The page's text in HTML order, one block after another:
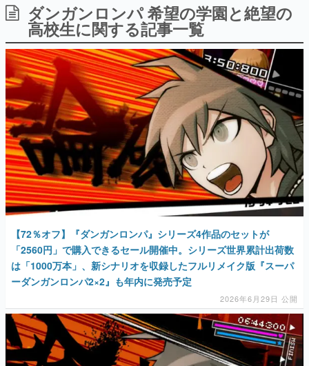
日本のコンテンツ産業やカルチャーに与えた影響を探る企
画です。
日本モバイルゲーム産業史
日本のモバイルゲーム史における主要なトピック・タイト
ルを網羅するほか、開発者へのインタビューや識者による
解説を掲載。約20年の歴史が一望できる決定版！
若ゲのいたり〜ゲームクリエイターの青春〜
『うつヌケ』『ペンと箸』等で知られるマンガ家・田中圭
一先生によるゲーム業界レポートマンガです。
なんでゲームは面白い？
ゲーム開発者・hamatsu氏がゲームの魅力を画面や操作の
具体的な形から解き明かしていく、硬派で骨太な評論連載
です。
ゲームが変えた日本語
の起源や用法の変遷を、コンピューター文化史研究家・タ
イニーP氏が徹底調査。
カテゴリ
特集記事
マンガ
女性向け
ダンガンロンパ 希望の学園と絶望の
高校生に関する記事一覧
【72％オフ】『ダンガンロンパ』シリーズ4作品のセットが
「2560円」で購入できるセール開催中。シリーズ世界累計出荷数
は「1000万本」、新シナリオを収録したフルリメイク版『スーパ
ーダンガンロンパ2×2』も年内に発売予定
2026年6月29日 公開